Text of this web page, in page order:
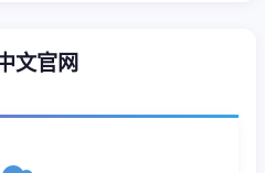
文官网